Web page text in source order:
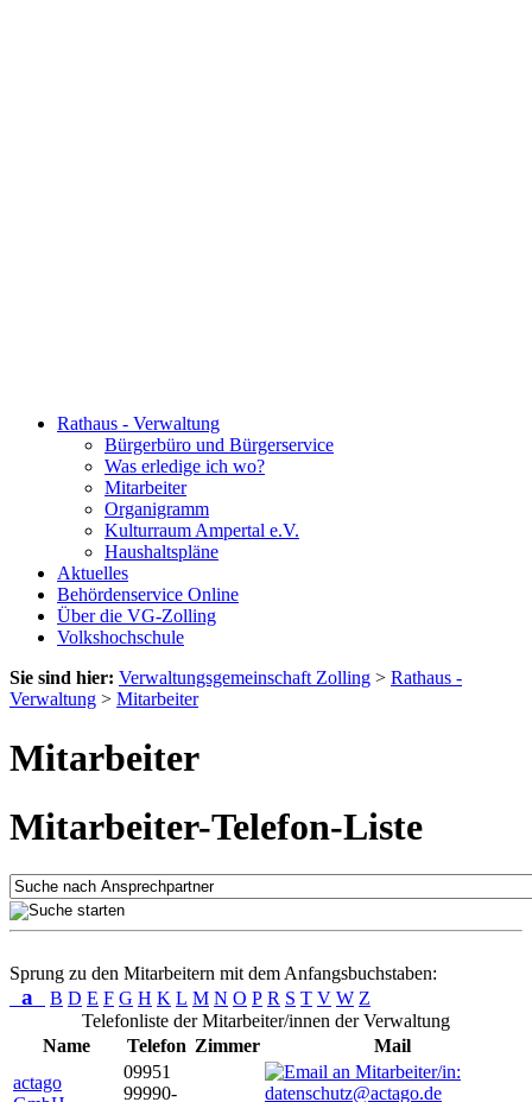
Rathaus - Verwaltung
Bürgerbüro und Bürgerservice
Was erledige ich wo?
Mitarbeiter
Organigramm
Kulturraum Ampertal e.V.
Haushaltspläne
Aktuelles
Behördenservice Online
Über die VG-Zolling
Volkshochschule
Sie sind hier: Verwaltungsgemeinschaft Zolling > Rathaus -
Verwaltung > Mitarbeiter
Mitarbeiter
Mitarbeiter-Telefon-Liste
Sprung zu den Mitarbeitern mit dem Anfangsbuchstaben:
a B D E F G H K L M N O P R S T V W Z
Telefonliste der Mitarbeiter/innen der Verwaltung
Name
Telefon Zimmer
Mail
actago
09951
99990-